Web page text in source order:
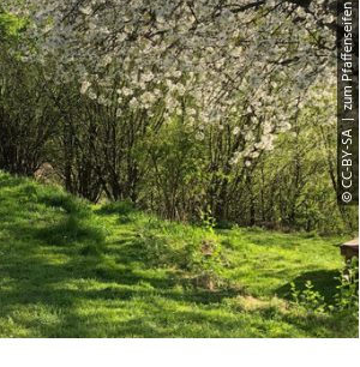
© CC-BY-SA | zum Pfaffenseifen